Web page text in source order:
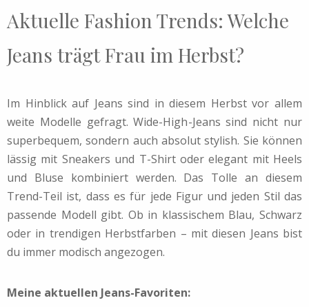
Aktuelle Fashion Trends: Welche
Jeans trägt Frau im Herbst?
Im Hinblick auf Jeans sind in diesem Herbst vor allem
weite Modelle gefragt. Wide-High-Jeans sind nicht nur
superbequem, sondern auch absolut stylish. Sie können
lässig mit Sneakers und T-Shirt oder elegant mit Heels
und Bluse kombiniert werden. Das Tolle an diesem
Trend-Teil ist, dass es für jede Figur und jeden Stil das
passende Modell gibt. Ob in klassischem Blau, Schwarz
oder in trendigen Herbstfarben – mit diesen Jeans bist
du immer modisch angezogen.
Meine aktuellen Jeans-Favoriten: